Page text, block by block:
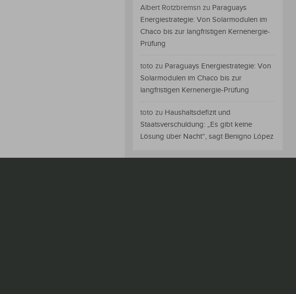
Albert Rotzbremsn zu Paraguays
Energiestrategie: Von Solarmodulen im
Chaco bis zur langfristigen Kernenergie-
Prüfung
toto zu Paraguays Energiestrategie: Von
Solarmodulen im Chaco bis zur
langfristigen Kernenergie-Prüfung
toto zu Haushaltsdefizit und
Staatsverschuldung: „Es gibt keine
Lösung über Nacht“, sagt Benigno López